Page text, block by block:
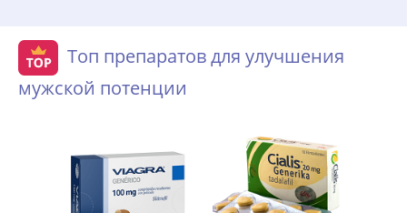
Топ препаратов для улучшения
мужской потенции